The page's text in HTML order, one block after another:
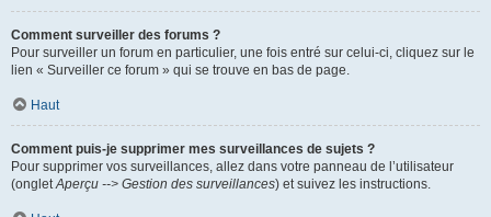
Comment surveiller des forums ?
Pour surveiller un forum en particulier, une fois entré sur celui-ci, cliquez sur le
lien « Surveiller ce forum » qui se trouve en bas de page.
Haut
Comment puis-je supprimer mes surveillances de sujets ?
Pour supprimer vos surveillances, allez dans votre panneau de l’utilisateur
(ongletAperçu --> Gestion des surveillances) et suivez les instructions.